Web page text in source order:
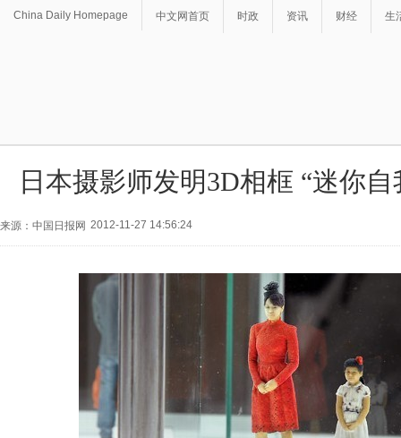
China Daily Homepage 中文网首页 时政 资讯 财经 生
日本摄影师发明3D相框 “迷你
来源：中国日报网 2012-11-27 14:56:24